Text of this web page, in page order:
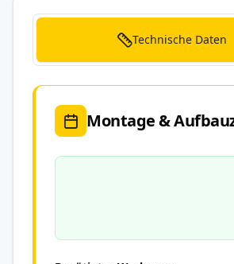
Technische Daten
Montage &